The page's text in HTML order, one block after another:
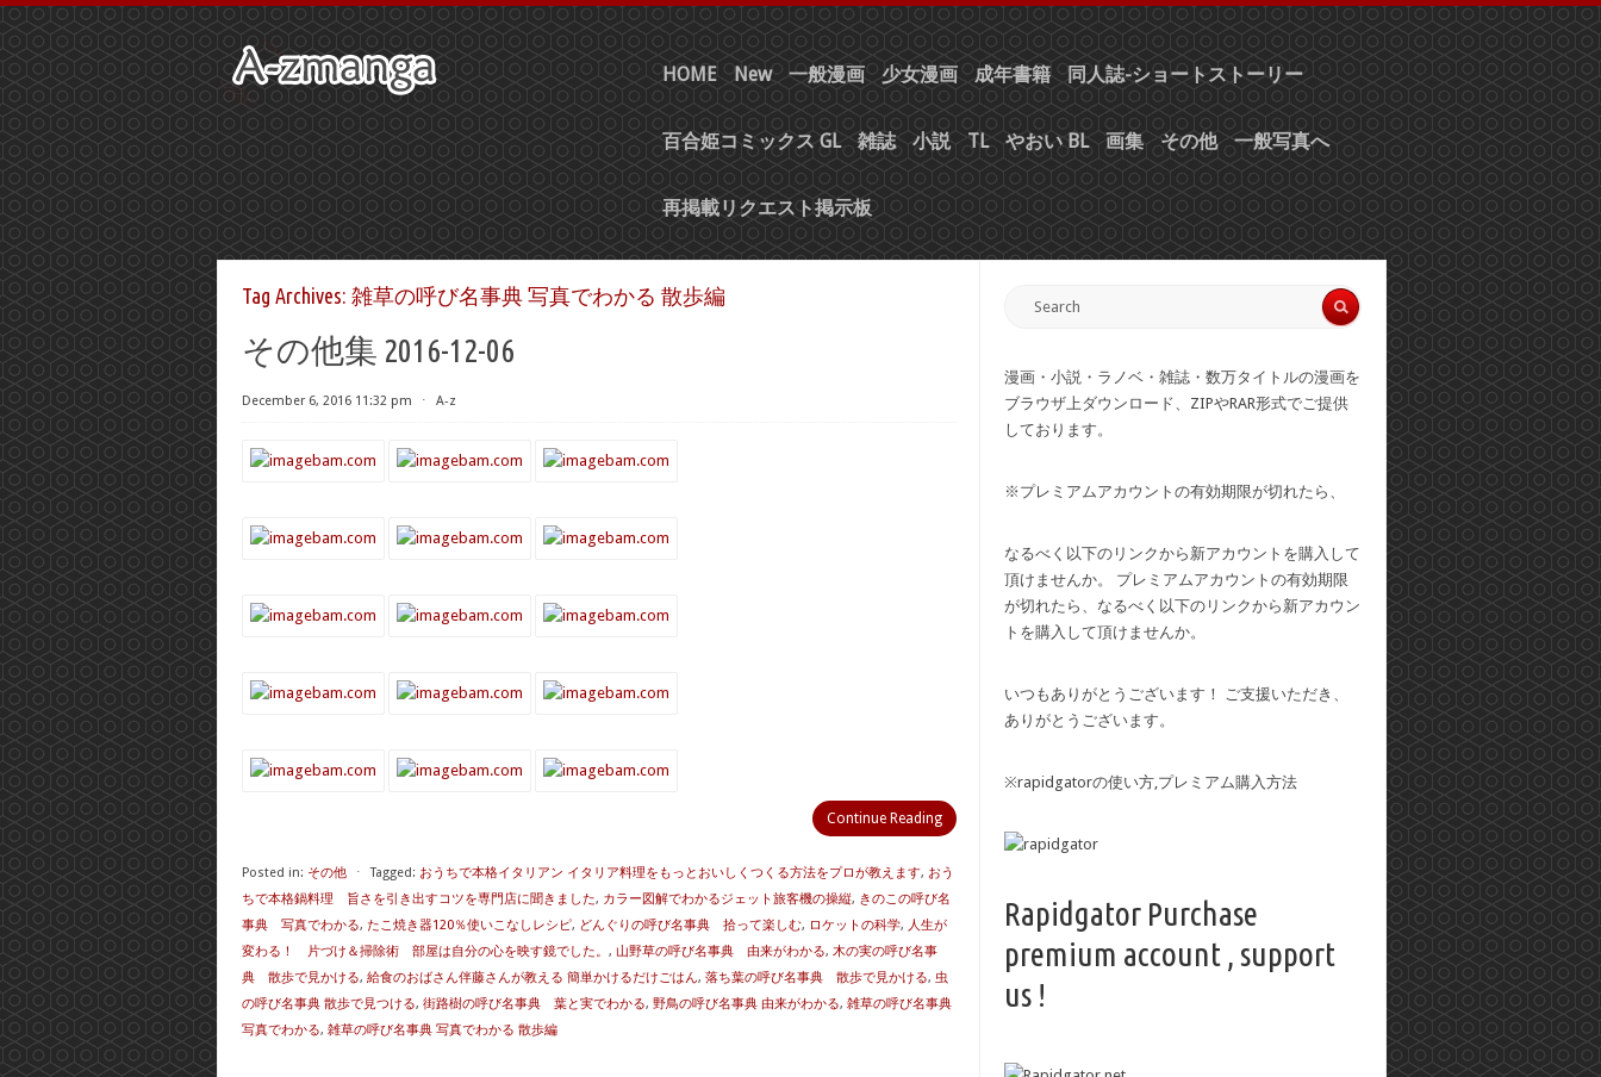
HOME New 一般漫画 少女漫画 成年書籍 同人誌-ショートストーリー
百合姫コミックス GL 雑誌 小説 TL やおい BL 画集 その他 一般写真へ
再掲載リクエスト掲示板
Tag Archives: 雑草の呼び名事典 写真でわかる 散歩編
その他集 2016-12-06
December 6, 2016 11:32 pm ⋅ A-z
Continue Reading
Posted in: その他 ⋅ Tagged: おうちで本格イタリアン イタリア料理をもっとおいしくつくる方法をプロが教えます, おう
ちで本格鍋料理 旨さを引き出すコツを専門店に聞きました, カラー図解でわかるジェット旅客機の操縦, きのこの呼び名
事典 写真でわかる, たこ焼き器120％使いこなしレシピ, どんぐりの呼び名事典 拾って楽しむ, ロケットの科学, 人生が
変わる！ 片づけ＆掃除術 部屋は自分の心を映す鏡でした。 , 山野草の呼び名事典 由来がわかる, 木の実の呼び名事
典 散歩で見かける, 給食のおばさん伴藤さんが教える 簡単かけるだけごはん, 落ち葉の呼び名事典 散歩で見かける, 虫
の呼び名事典 散歩で見つける, 街路樹の呼び名事典 葉と実でわかる, 野鳥の呼び名事典 由来がわかる, 雑草の呼び名事典
写真でわかる, 雑草の呼び名事典 写真でわかる 散歩編
漫画・小説・ラノベ・雑誌・数万タイトルの漫画を
ブラウザ上ダウンロード、ZIPやRAR形式でご提供
しております。
※プレミアムアカウントの有効期限が切れたら、
なるべく以下のリンクから新アカウントを購入して
頂けませんか。 プレミアムアカウントの有効期限
が切れたら、なるべく以下のリンクから新アカウン
トを購入して頂けませんか。
いつもありがとうございます！ ご支援いただき、
ありがとうございます。
※rapidgatorの使い方,プレミアム購入方法
Rapidgator Purchase
premium account , support
us !